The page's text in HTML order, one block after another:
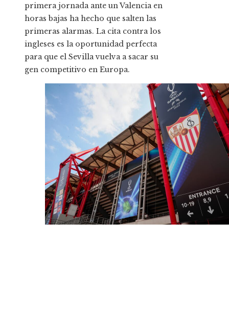
primera jornada ante un Valencia en
horas bajas ha hecho que salten las
primeras alarmas. La cita contra los
ingleses es la oportunidad perfecta
para que el Sevilla vuelva a sacar su
gen competitivo en Europa.